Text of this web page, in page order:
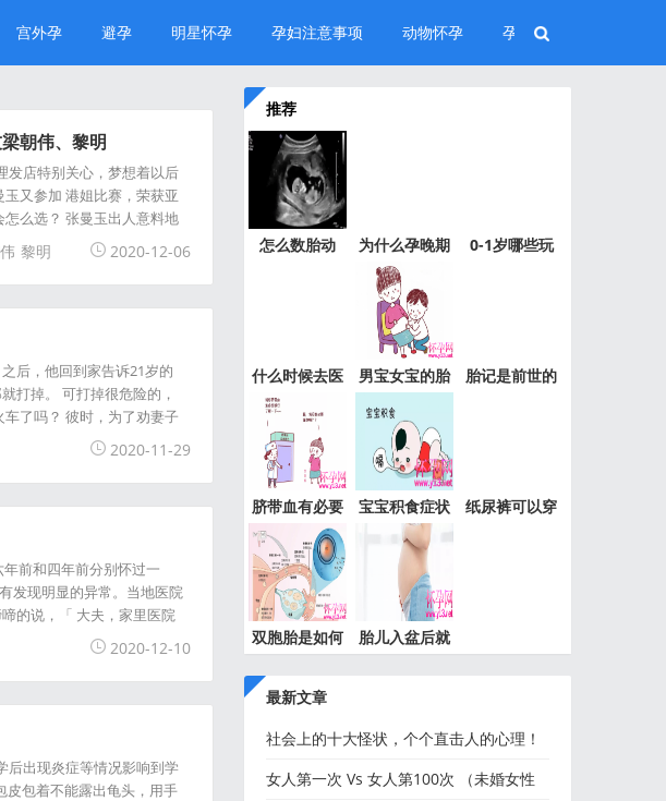
宫外孕 避孕 明星怀孕 孕妇注意事项 动物怀孕 孕中期
朝伟、黎明
发店特别关心，梦想着以后
又参加 港姐比赛，荣获亚
么选？ 张曼玉出人意料地
黎明 2020-12-06
后，他回到家告诉21岁的
打掉。 可打掉很危险的，
了吗？ 彼时，为了劝妻子
2020-11-29
前和四年前分别怀过一
发现明显的异常。当地医院
的说，「 大夫，家里医院
2020-12-10
后出现炎症等情况影响到学
皮包着不能露出龟头，用手
推荐
怎么数胎动
为什么孕晚期
的准妈
0-1岁哪些玩
什么时候去医
院待产
男宝女宝的胎
动不一
胎记是前世的
脐带血有必要
保存吗
宝宝积食症状
表现及
纸尿裤可以穿
双胞胎是如何
胎儿入盆后就
最新文章
社会上的十大怪状，个个直击人的心理！
女人第一次 Vs 女人第100次 （未婚女性